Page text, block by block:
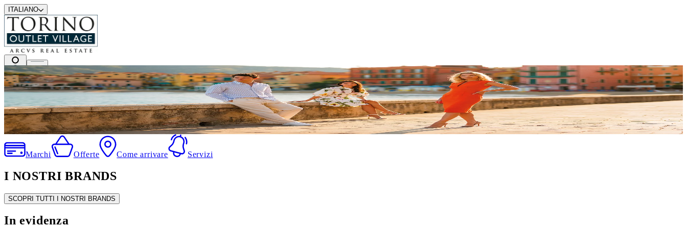
ITALIANO
I migliori marchi a prezzi outlet
.
Marchi Offerte Come arrivare Servizi
I NOSTRI BRANDS
SCOPRI TUTTI I NOSTRI BRANDS
In evidenza